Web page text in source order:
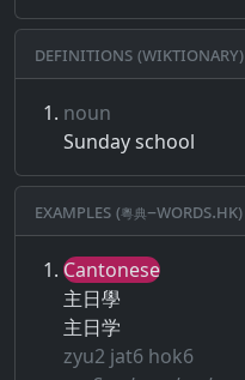
Definitions (Wiktionary)
noun
Sunday school
Examples (粵典–words.hk)
Cantonese
主日學
主日学
zyu2 jat6 hok6